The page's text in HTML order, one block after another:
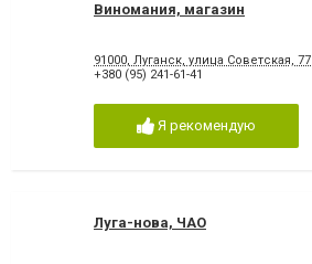
Виномания, магазин
91000, Луганск, улица Советская, 77
+380 (95) 241-61-41
Я рекомендую
Луга-нова, ЧАО